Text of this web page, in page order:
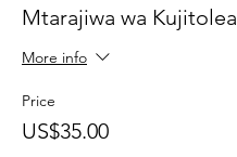
Mtarajiwa wa Kujitolea
More info
Price
US$35.00